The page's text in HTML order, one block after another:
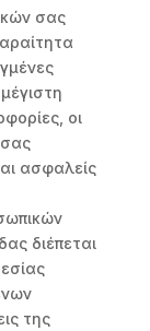
σας
οι
σας
ασφαλείς
διέπεται
της